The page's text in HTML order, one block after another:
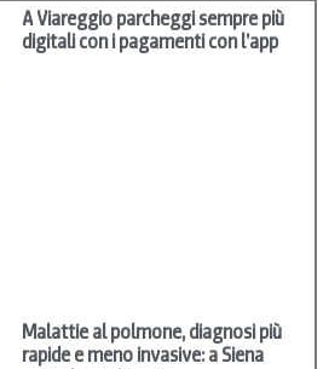
A Viareggio parcheggi sempre più
digitali con i pagamenti con l’app
Malattie al polmone, diagnosi più
rapide e meno invasive: a Siena